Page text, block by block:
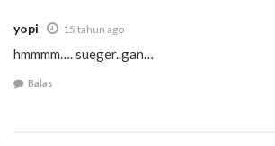
yopi 15 tahun ago
hmmmm…. sueger..gan…
Balas